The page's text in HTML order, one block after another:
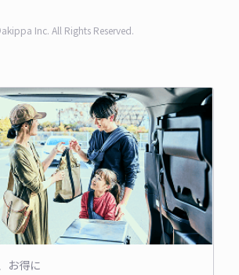
Inc. All Rights Reserved.
お得に